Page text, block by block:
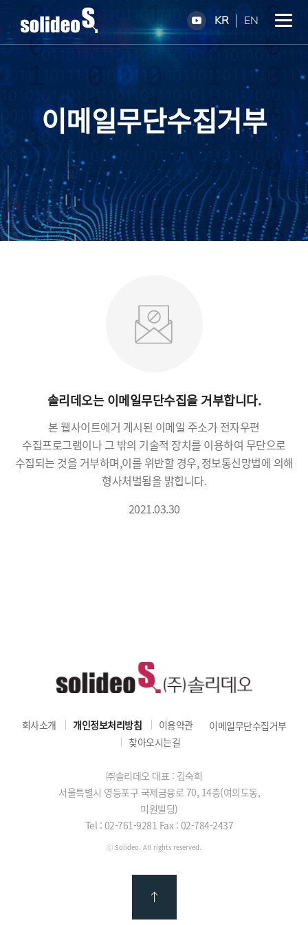
KR EN
이메일무단수집거부
솔리데오는 이메일무단수집을 거부합니다.
본 웹사이트에거 게시된 이메일 주소가 전자우편
수집프로그램이나 그 밖의 기술적 장치를 이용하여 무단으로
수집되는 것을 거부하며,이를 위반할 경우, 정보통신망법에 의해
형사처벌됨을 밝힙니다.
2021.03.30
회사소개 개인정보처리방침 이용약관
이메일무단수집거부
찾아오시는길
㈜솔리데오 대표 : 김숙희
서울특별시 영등포구 국제금융로 70, 14층(여의도동,
미원빌딩)
Tel : 02-761-9281 Fax : 02-784-2437
ⓒ Solideo. All rights reserved.